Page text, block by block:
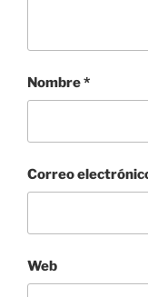
Nombre*
Correo
Web